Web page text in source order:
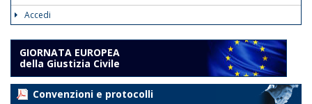
Accedi
GIORNATA EUROPEA
della Giustizia Civile
Convenzioni e protocolli